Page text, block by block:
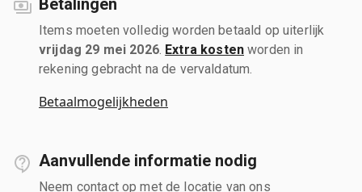
Items moeten volledig worden betaald op uiterlijk
vrijdag 29 mei 2026. Extra kostenworden in
rekening gebracht na de vervaldatum.
Betaalmogelijkheden
Aanvullende informatie nodig
Neem contact op met de locatie van ons